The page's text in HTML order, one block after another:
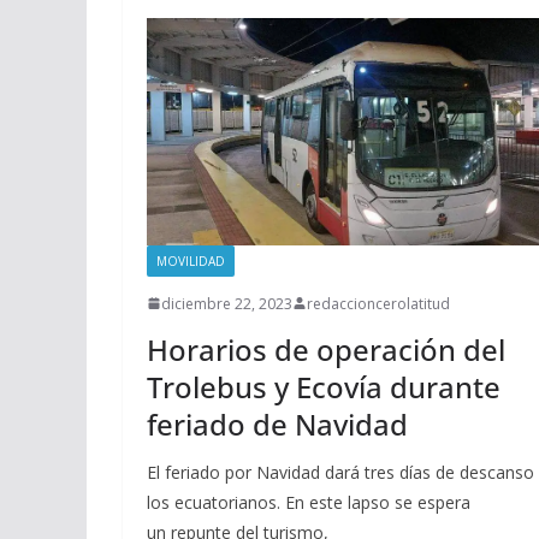
MOVILIDAD
diciembre 22, 2023 redaccioncerolatitud
Horarios de operación del
Trolebus y Ecovía durante
feriado de Navidad
El feriado por Navidad dará tres días de descanso
los ecuatorianos. En este lapso se espera
un repunte del turismo,